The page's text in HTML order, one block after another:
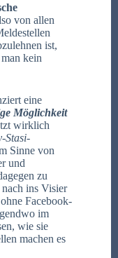
von allen
ist,
kein
eine
Möglichkeit
wirklich
Stasi-
Sinne von
und
zu
ins Visier
Facebook-
im
wie sie
machen es